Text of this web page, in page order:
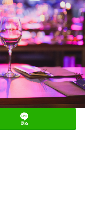
送る